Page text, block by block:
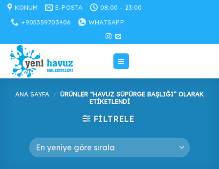
İçeriğe
atla
KONUM E-POSTA
08:00 - 23:00
+905359703406
WHATSAPP
ANA SAYFA / ÜRÜNLER “HAVUZ SÜPÜRGE BAŞLIĞI” OLARAK
ETIKETLENDI
FILTRELE